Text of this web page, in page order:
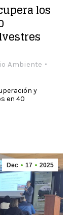
los
Ambiente
y
en 40
Dec 17 2025